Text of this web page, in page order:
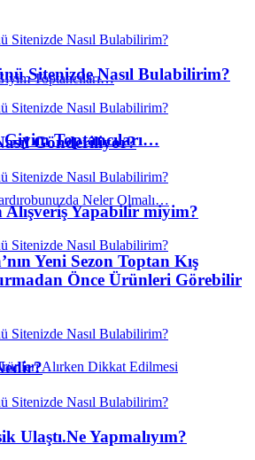
Giyim Toptancıları…
Yeni Sezon Toptan Kış
Sitenizde Nasıl Bulabilirim?
Gönderiliyor?
Alışveriş Yapabilir miyim?
Önce Ürünleri Görebilir
Ulaştı.Ne Yapmalıyım?